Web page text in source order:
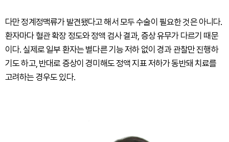
다만 정계정맥류가 발견됐다고 해서 모두 수술이 필요한 것은 아니다.
환자마다 혈관 확장 정도와 정액 검사 결과, 증상 유무가 다르기 때문
이다. 실제로 일부 환자는 별다른 기능 저하 없이 경과 관찰만 진행하
기도 하고, 반대로 증상이 경미해도 정액 지표 저하가 동반돼 치료를
고려하는 경우도 있다.